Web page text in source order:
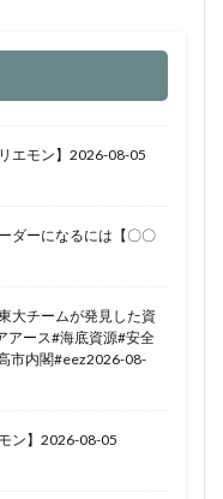
エモン】2026-08-05
ダーになるには【〇〇
大チームが発見した資
アース#海底資源#安全
市内閣#eez2026-08-
ン】2026-08-05